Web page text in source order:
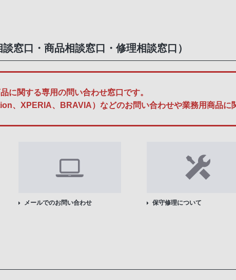
窓口・商品相談窓口・修理相談窓口）
に関する専用の問い合わせ窓口です。
、XPERIA、BRAVIA）などのお問い合わせや業務用商品に
メールでのお問い合わせ 保守修理について